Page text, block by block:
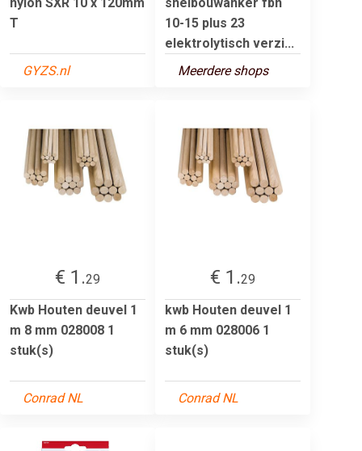
T
GYZS.nl
10-15 plus 23
elektrolytisch verzi...
Meerdere shops
€ 1.29
Kwb Houten deuvel 1
m 8 mm 028008 1
stuk(s)
Conrad NL
€ 1.29
kwb Houten deuvel 1
m 6 mm 028006 1
stuk(s)
Conrad NL